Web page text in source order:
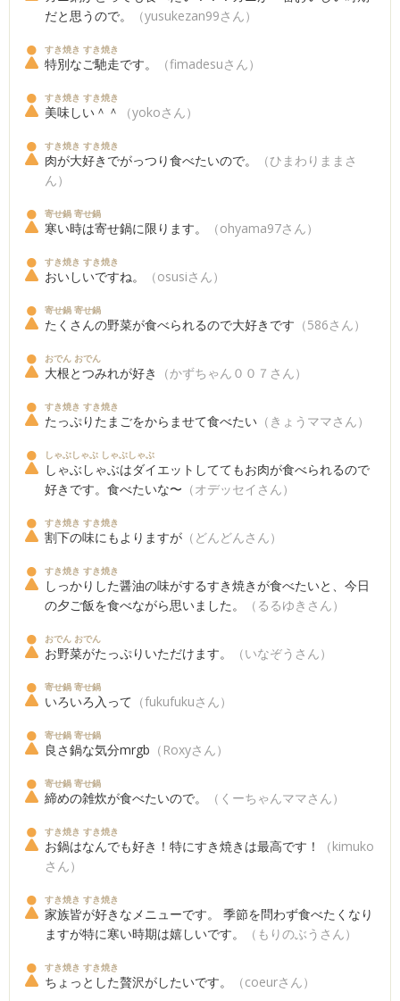
だと思うので。
（yusukezan99さん）
すき焼き すき焼き
特別なご馳走です。 （fimadesuさん）
すき焼き すき焼き
美味しい＾＾ （yokoさん）
すき焼き すき焼き
肉が大好きでがっつり食べたいので。
（ひまわりままさ
ん）
寄せ鍋 寄せ鍋
寒い時は寄せ鍋に限ります。 （ohyama97さん）
すき焼き すき焼き
おいしいですね。 （osusiさん）
寄せ鍋 寄せ鍋
たくさんの野菜が食べられるので大好きです （586さん）
おでん おでん
大根とつみれが好き （かずちゃん００７さん）
すき焼き すき焼き
たっぷりたまごをからませて食べたい （きょうママさん）
しゃぶしゃぶ しゃぶしゃぶ
しゃぶしゃぶはダイエットしててもお肉が食べられるので
好きです。食べたいな〜 （オデッセイさん）
すき焼き すき焼き
割下の味にもよりますが （どんどんさん）
すき焼き すき焼き
しっかりした醤油の味がするすき焼きが食べたいと、今日
の夕ご飯を食べながら思いました。
（るるゆきさん）
おでん おでん
お野菜がたっぷりいただけます。 （いなぞうさん）
寄せ鍋 寄せ鍋
いろいろ入って （fukufukuさん）
寄せ鍋 寄せ鍋
良さ鍋な気分mrgb （Roxyさん）
寄せ鍋 寄せ鍋
締めの雑炊が食べたいので。 （くーちゃんママさん）
すき焼き すき焼き
お鍋はなんでも好き！特にすき焼きは最高です！
（kimuko
さん）
すき焼き すき焼き
家族皆が好きなメニューです。 季節を問わず食べたくなり
ますが特に寒い時期は嬉しいです。
（もりのぶうさん）
すき焼き すき焼き
ちょっとした贅沢がしたいです。 （coeurさん）